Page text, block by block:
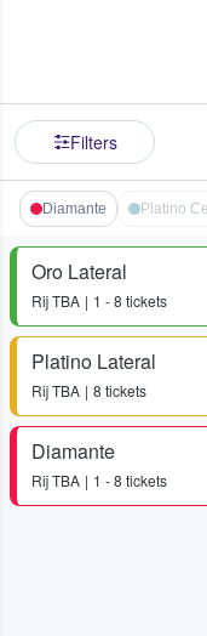
Filters
Diamante Platino
Oro Lateral
RijTBA 1 - 8 tickets
Platino Lateral
RijTBA 8 tickets
Diamante
RijTBA 1 - 8 tickets